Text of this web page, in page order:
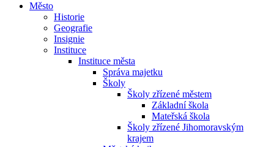
Město
Historie
Geografie
Insignie
Instituce
Instituce města
Správa majetku
Školy
Školy zřízené městem
Základní škola
Mateřská škola
Školy zřízené Jihomoravským
krajem